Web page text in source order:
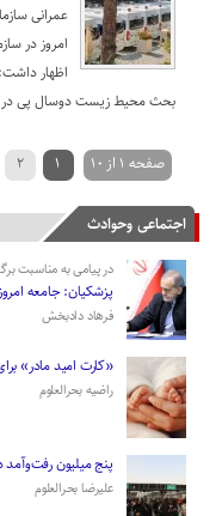
عمرانی
امروز در
اظهار
بحث محیط زیست دوسال پی در
صفحه 1 از 10 1
2
10
› اجتماعی وحوادث
در پیامی به مناسبت
پزشکیان: جامعه
فرهاد دادبخش
«کارت امید مادر» برای مادران
راضیه بحرالعلوم
پنج میلیون رفت‌وآمد
علیرضا بحرالعلوم